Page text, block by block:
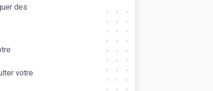
des
votre